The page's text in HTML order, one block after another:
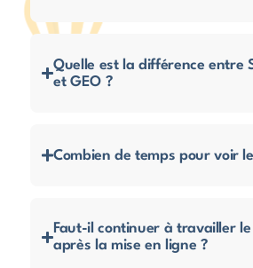
Quelle est la différence entre
et GEO ?
Combien de temps pour voir
Faut-il continuer à travailler
après la mise en ligne ?